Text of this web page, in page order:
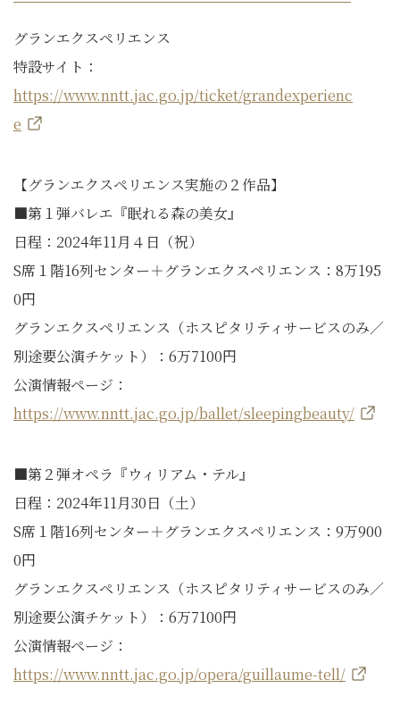
グランエクスペリエンス
特設サイト：
https://www.nntt.jac.go.jp/ticket/grandexperienc
e
【グランエクスペリエンス実施の２作品】
■第１弾バレエ『眠れる森の美女』
日程：2024年11月４日（祝）
S席１階16列センター＋グランエクスペリエンス：8万195
0円
グランエクスペリエンス（ホスピタリティサービスのみ／
別途要公演チケット）：6万7100円
公演情報ページ：
https://www.nntt.jac.go.jp/ballet/sleepingbeauty/
■第２弾オペラ『ウィリアム・テル』
日程：2024年11月30日（土）
S席１階16列センター＋グランエクスペリエンス：9万900
0円
グランエクスペリエンス（ホスピタリティサービスのみ／
別途要公演チケット）：6万7100円
公演情報ページ：
https://www.nntt.jac.go.jp/opera/guillaume-tell/